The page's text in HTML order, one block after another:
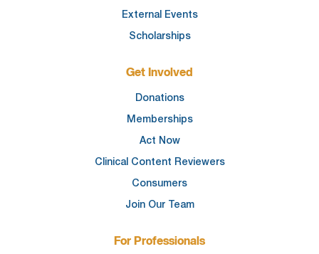
External Events
Scholarships
Get Involved
Donations
Memberships
Act Now
Clinical Content Reviewers
Consumers
Join Our Team
For Professionals